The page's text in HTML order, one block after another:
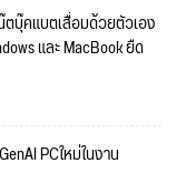
บุ๊คแบตเสื่อมด้วยตัวเอง
และ MacBook ยืด
PCใหม่ในงาน